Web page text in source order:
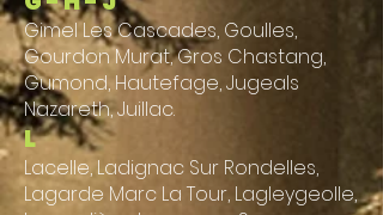
Gimel Les Cascades, Goulles,
Gourdon Murat, Gros Chastang,
Gumond, Hautefage, Jugeals
Nazareth, Juillac.
L
Lacelle, Ladignac Sur Rondelles,
Lagarde Marc La Tour, Lagleygeolle,